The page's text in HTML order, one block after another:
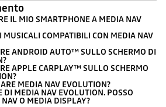
IL MIO SMARTPHONE A MEDIA NAV
COMPATIBILI CON MEDIA NAV
ANDROID AUTO™ SULLO SCHERMO DI
APPLE CARPLAY™ SULLO SCHERMO
MEDIA NAV EVOLUTION?
DI MEDIA NAV EVOLUTION. POSSO
O MEDIA DISPLAY?